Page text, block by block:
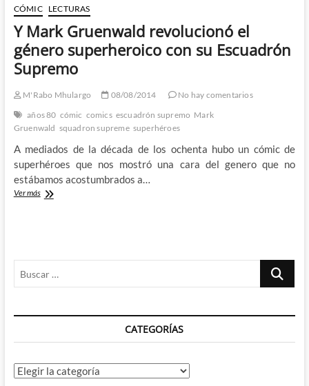
no
fueron
(I):
bastards
CÓMIC LECTURAS
Y Mark Gruenwald revolucionó el
género superheroico con su Escuadrón
Supremo
M'Rabo Mhulargo 08/08/2014
No hay comentarios
años 80 cómic comics escuadrón supremo Mark
Gruenwald squadron supreme superhéroes
A mediados de la década de los ochenta hubo un cómic de
superhéroes que nos mostró una cara del genero que no
estábamos acostumbrados a…
Ver másY
con
Supremo
Buscar
CATEGORÍAS
Categorías